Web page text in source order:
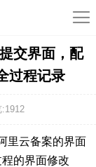
交界面，配
过程记录
:1912
里云备案的界面
的界面修改